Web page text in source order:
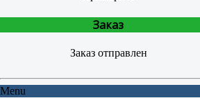
Заказ
Заказ отправлен
Menu